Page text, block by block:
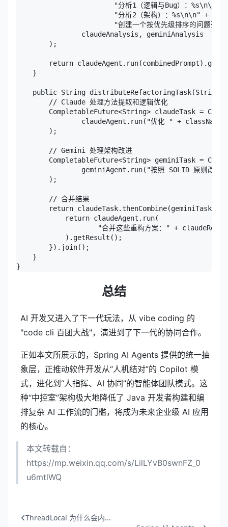
"分析1（逻辑与Bug）：%s\n\n" +
"分析2（架构）：%s\n\n" +
"创建一个按优先级排序的问题列表，并提
claudeAnalysis, geminiAnalysis
);
return
}
public String distributeRefactoringTask(String
// Claude 处理方法提取和逻辑优化
CompletableFuture<String> claudeTask =
claudeAgent.run("优化 " + className + " 中
);
// Gemini 处理架构改进
CompletableFuture<String> geminiTask =
geminiAgent.run("按照 SOLID 原则改进 " +
);
// 合并结果
return claudeTask.thenCombine(geminiTask,
return claudeAgent.run(
"合并这些重构方案：" + claudeResult +
).getResult();
}).join();
}
}
总结
AI 开发又进入了下一代玩法，从 vibe coding 的
"code cli 百团大战"，演进到了下一代的协同合作。
正如本文所展示的，Spring AI Agents 提供的统一抽
象层，正推动软件开发从“人机结对”的 Copilot 模
式，进化到“人指挥、AI 协同”的智能体团队模式。这
种“中控室”架构极大地降低了 Java 开发者构建和编
排复杂 AI 工作流的门槛，将成为未来企业级 AI 应用
的核心。
本文转载自：
https://mp.weixin.qq.com/s/LilLYvB0swnFZ_0
u6mtlWQ
ThreadLocal 为什么会内...